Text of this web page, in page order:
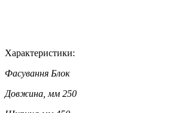
Характеристики:
Фасування Блок
Довжина, мм 250